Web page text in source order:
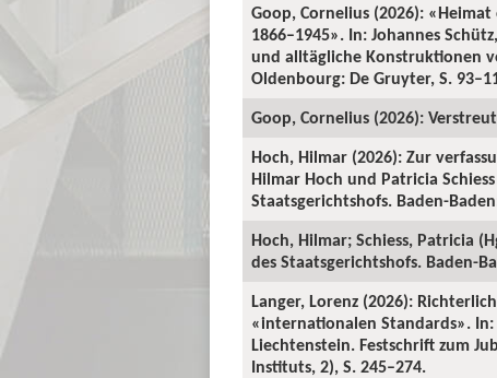
Goop, Cornelius (2026):
1866–1945». In: Johannes
und alltägliche Konstruktionen
Oldenbourg: De Gruyter, S.
Goop, Cornelius (2026):
Hoch, Hilmar (2026): Zur
Hilmar Hoch und Patricia
Staatsgerichtshofs. Baden-
Hoch, Hilmar; Schiess, Patricia
des Staatsgerichtshofs. Baden-
Langer, Lorenz (2026):
«internationalen Standards». In:
Liechtenstein. Festschrift zum
Instituts, 2), S. 245–274.